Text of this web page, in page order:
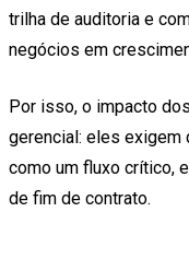
trilha de auditoria e
negócios em
Por isso, o impacto
gerencial: eles exigem
como um fluxo crítico,
de fim de contrato.